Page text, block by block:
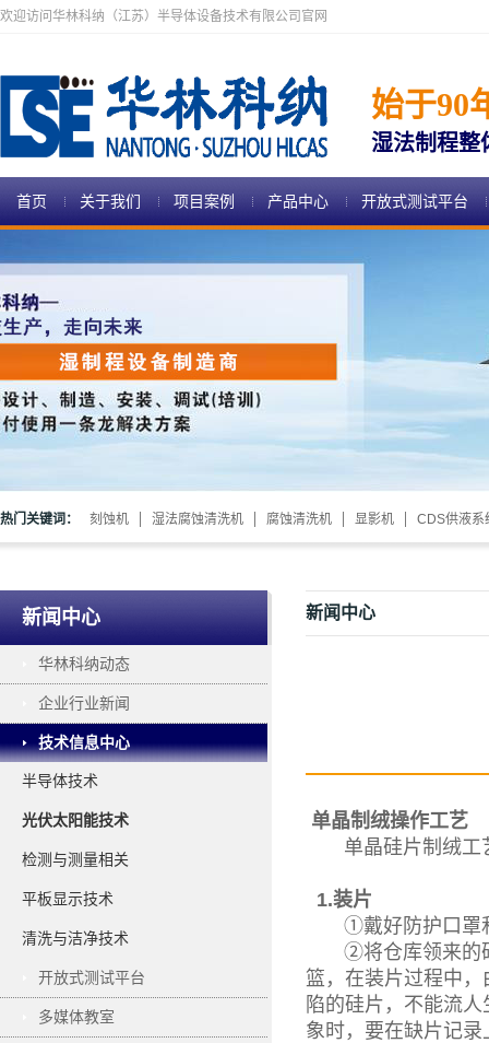
欢迎访问华林科纳（江苏）半导体设备技术有限公司官网
始于90
湿法制程整
首页 关于我们 项目案例 产品中心 开放式测试平台
热门关键词： 刻蚀机 湿法腐蚀清洗机 腐蚀清洗机 显影机 CDS供液系
新闻中心
华林科纳动态
企业行业新闻
技术信息中心
半导体技术
光伏太阳能技术
检测与测量相关
平板显示技术
清洗与洁净技术
开放式测试平台
多媒体教室
新闻中心
单晶制绒操作工艺
单晶硅片制绒工
1.装片
①戴好防护口罩
②将仓库领来的硅
篮，在装片过程中
陷的硅片，不能流
象时，要在缺片记